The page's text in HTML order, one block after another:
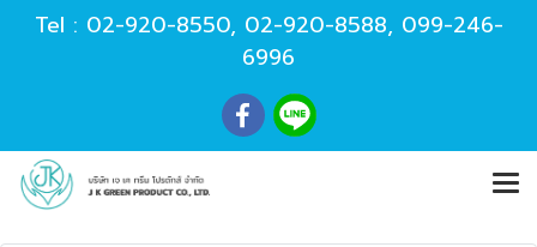
Tel : 02-920-8550, 02-920-8588, 099-246-
6996